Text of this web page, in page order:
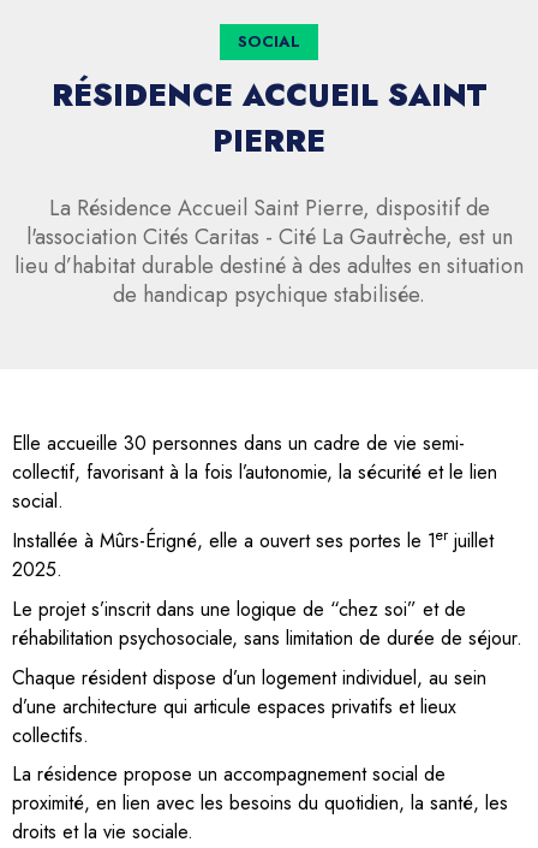
SOCIAL
RÉSIDENCE ACCUEIL SAINT
PIERRE
La Résidence Accueil Saint Pierre, dispositif de
l'association Cités Caritas - Cité La Gautrèche, est un
lieu d’habitat durable destiné à des adultes en situation
de handicap psychique stabilisée.
Elle accueille 30 personnes dans un cadre de vie semi-
collectif, favorisant à la fois l’autonomie, la sécurité et le lien
social.
Installée à Mûrs-Érigné, elle a ouvert ses portes le 1er juillet
2025.
Le projet s’inscrit dans une logique de “chez soi” et de
réhabilitation psychosociale, sans limitation de durée de séjour.
Chaque résident dispose d’un logement individuel, au sein
d’une architecture qui articule espaces privatifs et lieux
collectifs.
La résidence propose un accompagnement social de
proximité, en lien avec les besoins du quotidien, la santé, les
droits et la vie sociale.